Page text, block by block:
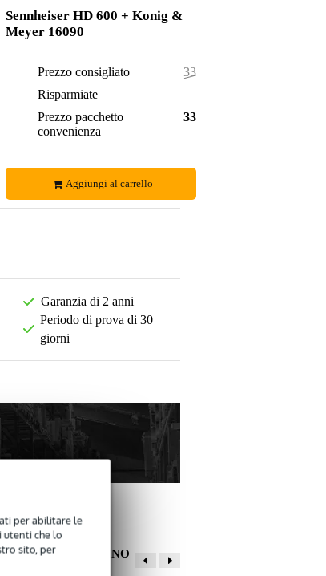
per abilitare le
utenti che lo
sito, per
€
€
Sennheiser HD 600 + Konig &
Meyer 16090
Prezzo consigliato
334,55 €
Risparmiate
Prezzo pacchetto
convenienza
334,00 €
Aggiungi al carrello
Garanzia di 2 anni
Periodo di prova di 30
giorni
CLIENTI HANNO